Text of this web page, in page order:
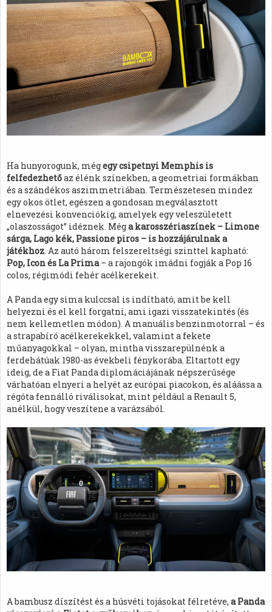
Ha hunyorogunk, mégegy csipetnyi Memphis is
felfedezhetőaz élénk színekben, a geometriai formákban
és a szándékos aszimmetriában. Természetesen mindez
egy okos ötlet, egészen a gondosan megválasztott
elnevezési konvenciókig, amelyek egy veleszületett
„olaszosságot” idéznek. Méga karosszériaszínek – Limone
sárga, Lago kék, Passione piros – is hozzájárulnak a
játékhoz. Az autó három felszereltségi szinttel kapható:
Pop, Icon és La Prima– a rajongók imádni fogják a Pop 16
colos, régimódi fehér acélkerekeit.
A Panda egy sima kulccsal is indítható, amit be kell
helyezni és el kell forgatni, ami igazi visszatekintés (és
nem kellemetlen módon). A manuális benzinmotorral – és
a strapabíró acélkerekekkel, valamint a fekete
műanyagokkal – olyan, mintha visszarepülnénk a
ferdehátúak 1980-as évekbeli fénykorába. Eltartott egy
ideig, de a Fiat Panda diplomáciájának népszerűsége
várhatóan elnyeri a helyét az európai piacokon, és aláássa a
régóta fennálló riválisokat, mint például a Renault 5,
anélkül, hogy veszítene a varázsából.
A bambusz díszítést és a húsvéti tojásokat félretéve, a Panda